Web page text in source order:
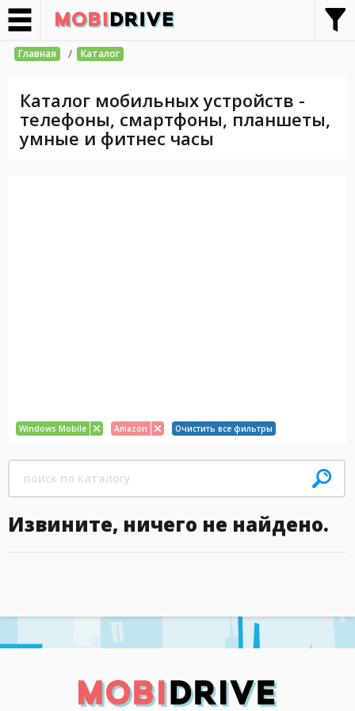
Главная / Каталог
Каталог мобильных устройств -
телефоны, смартфоны, планшеты,
умные и фитнес часы
Windows Mobile Amazon Очистить все фильтры
Извините, ничего не найдено.